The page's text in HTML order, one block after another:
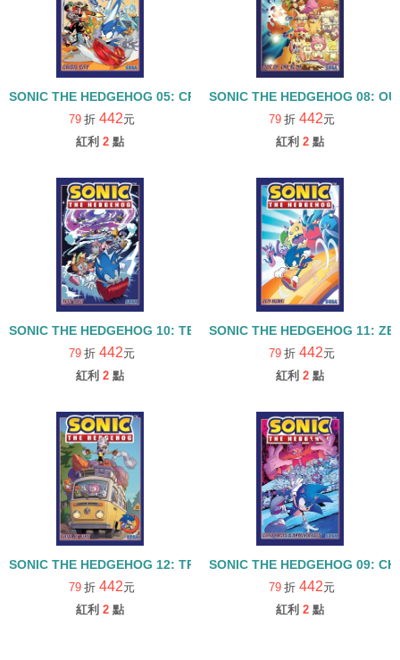
SONIC THE HEDGEHOG 05: CRISIS CITY
79 折 442元
紅利 2 點
SONIC THE HEDGEHOG 08:
79 折 442元
紅利 2 點
SONIC THE HEDGEHOG 10: TEST RUN
79 折 442元
紅利 2 點
SONIC THE HEDGEHOG 11:
79 折 442元
紅利 2 點
SONIC THE HEDGEHOG 12: TRIAL BY FIRE
79 折 442元
紅利 2 點
SONIC THE HEDGEHOG 09:
79 折 442元
紅利 2 點